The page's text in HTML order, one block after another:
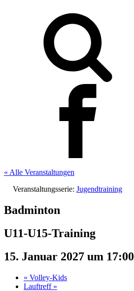
« Alle Veranstaltungen
Veranstaltungsserie: Jugendtraining
Badminton
U11-U15-Training
15. Januar 2027 um 17:00
« Volley-Kids
Lauftreff »